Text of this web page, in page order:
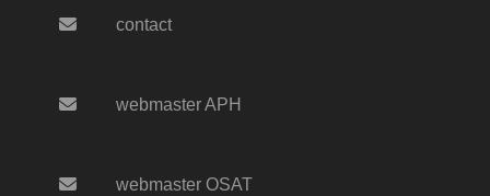
contact
webmaster APH
webmaster OSAT